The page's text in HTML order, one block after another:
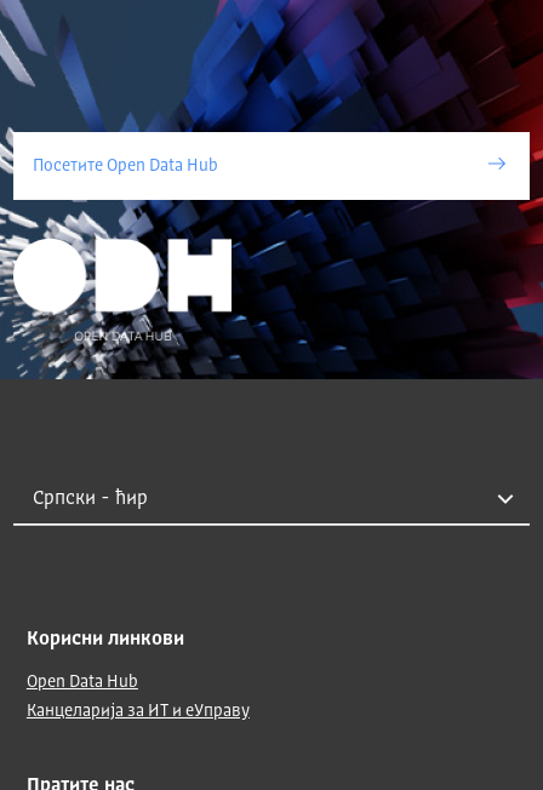
Посетите Open Data Hub
Корисни линкови
Open Data Hub
Канцеларија за ИТ и еУправу
Пратите нас